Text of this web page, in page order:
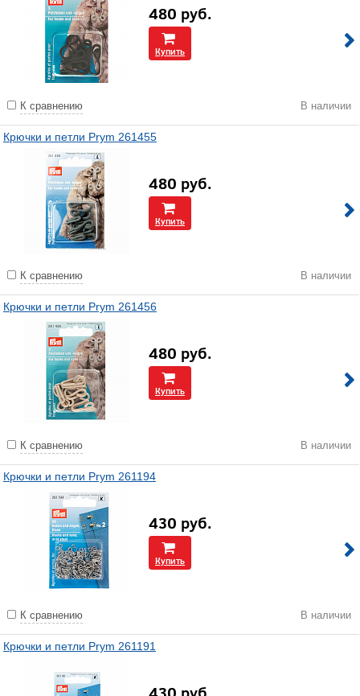
480 руб.
Купить
К сравнению В наличии
Крючки и петли Prym 261455
480 руб.
Купить
К сравнению В наличии
Крючки и петли Prym 261456
480 руб.
Купить
К сравнению В наличии
Крючки и петли Prym 261194
430 руб.
Купить
К сравнению В наличии
Крючки и петли Prym 261191